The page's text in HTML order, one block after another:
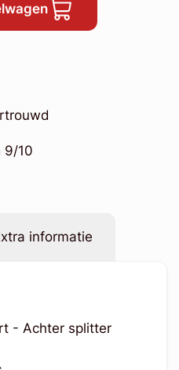
9/10
informatie
- Achter splitter